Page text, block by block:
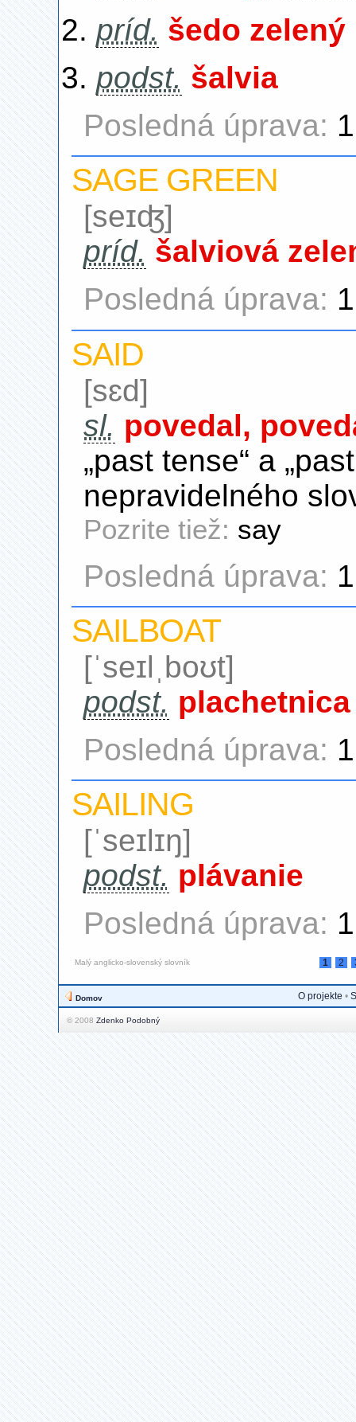
príd. šedo zelený
podst. šalvia
Posledná úprava:
SAGE GREEN
[seɪʤ]
príd. šalviová
Posledná úprava:
SAID
[sɛd]
sl. povedal,
„past tense“ a
nepravidelného
Pozrite tiež: say
Posledná úprava:
SAILBOAT
[ˈseɪlˌboʊt]
podst. plachetnica
Posledná úprava:
SAILING
[ˈseɪlɪŋ]
podst. plávanie
Posledná úprava:
Malý anglicko-slovenský slovník 1 2
Domov O projekte •
© 2008 Zdenko Podobný